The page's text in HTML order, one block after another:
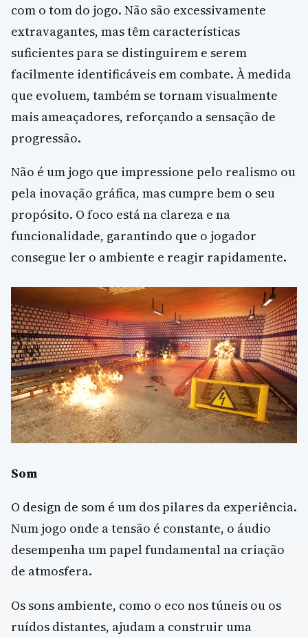
com o tom do jogo. Não são excessivamente
extravagantes, mas têm características
suficientes para se distinguirem e serem
facilmente identificáveis em combate. À medida
que evoluem, também se tornam visualmente
mais ameaçadores, reforçando a sensação de
progressão.
Não é um jogo que impressione pelo realismo ou
pela inovação gráfica, mas cumpre bem o seu
propósito. O foco está na clareza e na
funcionalidade, garantindo que o jogador
consegue ler o ambiente e reagir rapidamente.
Som
O design de som é um dos pilares da experiência.
Num jogo onde a tensão é constante, o áudio
desempenha um papel fundamental na criação
de atmosfera.
Os sons ambiente, como o eco nos túneis ou os
ruídos distantes, ajudam a construir uma